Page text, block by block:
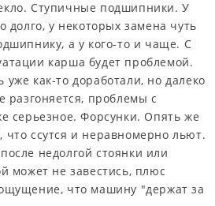
Ступичные подшипники. У
долго, у некоторых замена чуть
а у кого-то и чаще. С
карша будет проблемой.
как-то доработали, но далеко
разгоняется, проблемы с
серьезное. Форсунки. Опять же
ссутся и неравномерно льют.
недолгой стоянки или
может не завестись, плюс
что машину "держат за